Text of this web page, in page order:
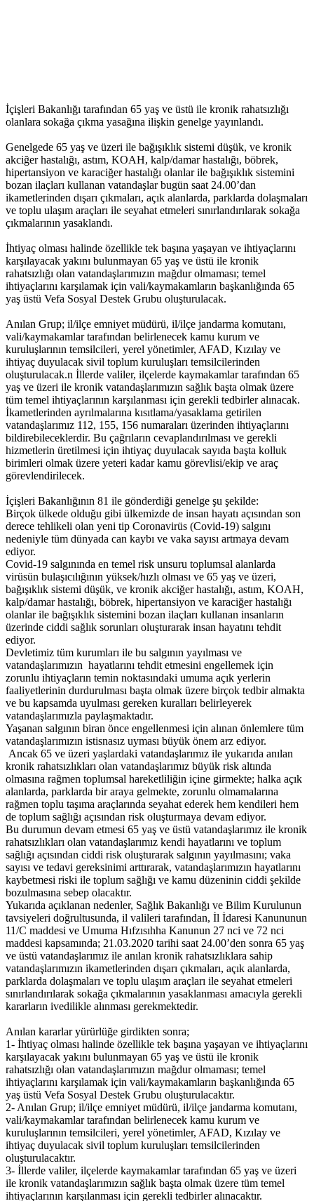
İçişleri Bakanlığı tarafından 65 yaş ve üstü ile kronik rahatsızlığı
olanlara sokağa çıkma yasağına ilişkin genelge yayınlandı.
Genelgede 65 yaş ve üzeri ile bağışıklık sistemi düşük, ve kronik
akciğer hastalığı, astım, KOAH, kalp/damar hastalığı, böbrek,
hipertansiyon ve karaciğer hastalığı olanlar ile bağışıklık sistemini
bozan ilaçları kullanan vatandaşlar bugün saat 24.00’dan
ikametlerinden dışarı çıkmaları, açık alanlarda, parklarda dolaşmaları
ve toplu ulaşım araçları ile seyahat etmeleri sınırlandırılarak sokağa
çıkmalarının yasaklandı.
İhtiyaç olması halinde özellikle tek başına yaşayan ve ihtiyaçlarını
karşılayacak yakını bulunmayan 65 yaş ve üstü ile kronik
rahatsızlığı olan vatandaşlarımızın mağdur olmaması; temel
ihtiyaçlarını karşılamak için vali/kaymakamların başkanlığında 65
yaş üstü Vefa Sosyal Destek Grubu oluşturulacak.
Anılan Grup; il/ilçe emniyet müdürü, il/ilçe jandarma komutanı,
vali/kaymakamlar tarafından belirlenecek kamu kurum ve
kuruluşlarının temsilcileri, yerel yönetimler, AFAD, Kızılay ve
ihtiyaç duyulacak sivil toplum kuruluşları temsilcilerinden
oluşturulacak.n İllerde valiler, ilçelerde kaymakamlar tarafından 65
yaş ve üzeri ile kronik vatandaşlarımızın sağlık başta olmak üzere
tüm temel ihtiyaçlarının karşılanması için gerekli tedbirler alınacak.
İkametlerinden ayrılmalarına kısıtlama/yasaklama getirilen
vatandaşlarımız 112, 155, 156 numaraları üzerinden ihtiyaçlarını
bildirebileceklerdir. Bu çağrıların cevaplandırılması ve gerekli
hizmetlerin üretilmesi için ihtiyaç duyulacak sayıda başta kolluk
birimleri olmak üzere yeteri kadar kamu görevlisi/ekip ve araç
görevlendirilecek.
İçişleri Bakanlığının 81 ile gönderdiği genelge şu şekilde:
Birçok ülkede olduğu gibi ülkemizde de insan hayatı açısından son
derece tehlikeli olan yeni tip Coronavirüs (Covid-19) salgını
nedeniyle tüm dünyada can kaybı ve vaka sayısı artmaya devam
ediyor.
Covid-19 salgınında en temel risk unsuru toplumsal alanlarda
virüsün bulaşıcılığının yüksek/hızlı olması ve 65 yaş ve üzeri,
bağışıklık sistemi düşük, ve kronik akciğer hastalığı, astım, KOAH,
kalp/damar hastalığı, böbrek, hipertansiyon ve karaciğer hastalığı
olanlar ile bağışıklık sistemini bozan ilaçları kullanan insanların
üzerinde ciddi sağlık sorunları oluşturarak insan hayatını tehdit
ediyor.
Devletimiz tüm kurumları ile bu salgının yayılması ve
vatandaşlarımızın hayatlarını tehdit etmesini engellemek için
zorunlu ihtiyaçların temin noktasındaki umuma açık yerlerin
faaliyetlerinin durdurulması başta olmak üzere birçok tedbir almakta
ve bu kapsamda uyulması gereken kuralları belirleyerek
vatandaşlarımızla paylaşmaktadır.
Yaşanan salgının biran önce engellenmesi için alınan önlemlere tüm
vatandaşlarımızın istisnasız uyması büyük önem arz ediyor.
Ancak 65 ve üzeri yaşlardaki vatandaşlarımız ile yukarıda anılan
kronik rahatsızlıkları olan vatandaşlarımız büyük risk altında
olmasına rağmen toplumsal hareketliliğin içine girmekte; halka açık
alanlarda, parklarda bir araya gelmekte, zorunlu olmamalarına
rağmen toplu taşıma araçlarında seyahat ederek hem kendileri hem
de toplum sağlığı açısından risk oluşturmaya devam ediyor.
Bu durumun devam etmesi 65 yaş ve üstü vatandaşlarımız ile kronik
rahatsızlıkları olan vatandaşlarımız kendi hayatlarını ve toplum
sağlığı açısından ciddi risk oluşturarak salgının yayılmasını; vaka
sayısı ve tedavi gereksinimi arttırarak, vatandaşlarımızın hayatlarını
kaybetmesi riski ile toplum sağlığı ve kamu düzeninin ciddi şekilde
bozulmasına sebep olacaktır.
Yukarıda açıklanan nedenler, Sağlık Bakanlığı ve Bilim Kurulunun
tavsiyeleri doğrultusunda, il valileri tarafından, İl İdaresi Kanununun
11/C maddesi ve Umuma Hıfzısıhha Kanunun 27 nci ve 72 nci
maddesi kapsamında; 21.03.2020 tarihi saat 24.00’den sonra 65 yaş
ve üstü vatandaşlarımız ile anılan kronik rahatsızlıklara sahip
vatandaşlarımızın ikametlerinden dışarı çıkmaları, açık alanlarda,
parklarda dolaşmaları ve toplu ulaşım araçları ile seyahat etmeleri
sınırlandırılarak sokağa çıkmalarının yasaklanması amacıyla gerekli
kararların ivedilikle alınması gerekmektedir.
Anılan kararlar yürürlüğe girdikten sonra;
1- İhtiyaç olması halinde özellikle tek başına yaşayan ve ihtiyaçlarını
karşılayacak yakını bulunmayan 65 yaş ve üstü ile kronik
rahatsızlığı olan vatandaşlarımızın mağdur olmaması; temel
ihtiyaçlarını karşılamak için vali/kaymakamların başkanlığında 65
yaş üstü Vefa Sosyal Destek Grubu oluşturulacaktır.
2- Anılan Grup; il/ilçe emniyet müdürü, il/ilçe jandarma komutanı,
vali/kaymakamlar tarafından belirlenecek kamu kurum ve
kuruluşlarının temsilcileri, yerel yönetimler, AFAD, Kızılay ve
ihtiyaç duyulacak sivil toplum kuruluşları temsilcilerinden
oluşturulacaktır.
3- İllerde valiler, ilçelerde kaymakamlar tarafından 65 yaş ve üzeri
ile kronik vatandaşlarımızın sağlık başta olmak üzere tüm temel
ihtiyaçlarının karşılanması için gerekli tedbirler alınacaktır.